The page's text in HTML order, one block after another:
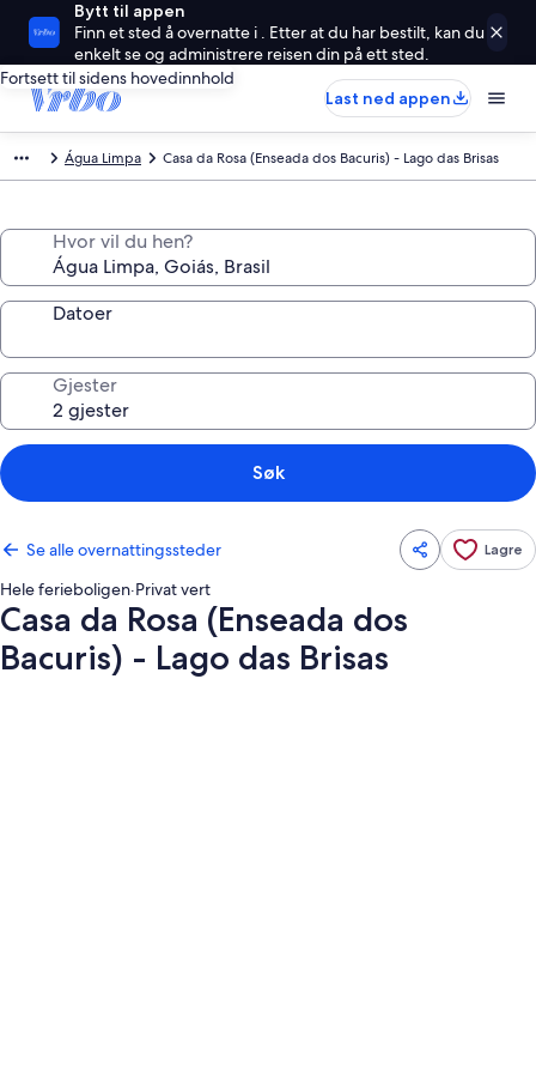
Bytt til appen
Finn et sted å overnatte i . Etter at du har bestilt, kan du
enkelt se og administrere reisen din på ett sted.
Fortsett til sidens hovedinnhold
Last ned appen
Água Limpa Casa da Rosa (Enseada dos Bacuris) - Lago das Brisas
Hvor vil du hen?
Datoer
Gjester
Søk
Se alle overnattingssteder Lagre
Hele ferieboligen·Privat vert
Casa da Rosa (Enseada dos
Bacuris) - Lago das Brisas